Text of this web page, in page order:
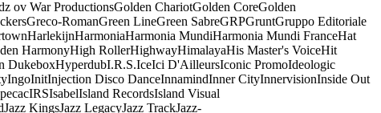
ov War ProductionsGolden ChariotGolden CoreGolden
Greco-RomanGreen LineGreen SabreGRPGruntGruppo Editoriale
HarlekijnHarmoniaHarmonia MundiHarmonia Mundi FranceHat
HarmonyHigh RollerHighwayHimalayaHis Master's VoiceHit
DukeboxHyperdubI.R.S.IceIci D'AilleursIconic PromoIdeologic
IngoInitInjection Disco DanceInnamindInner CityInnervisionInside Out
IRSIsabelIsland RecordsIsland Visual
Jazz KingsJazz LegacyJazz TrackJazz-